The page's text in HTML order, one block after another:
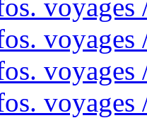
voyages
voyages
voyages
voyages